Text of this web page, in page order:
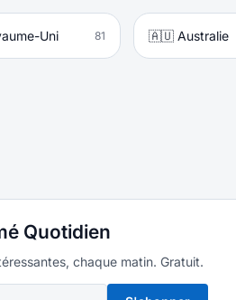
Uni 81 🇦🇺 Australie
Quotidien
chaque matin. Gratuit.